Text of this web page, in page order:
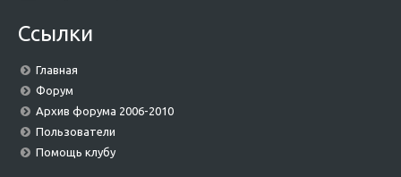
Ссылки
Главная
Форум
Архив форума 2006-2010
Пользователи
Помощь клубу